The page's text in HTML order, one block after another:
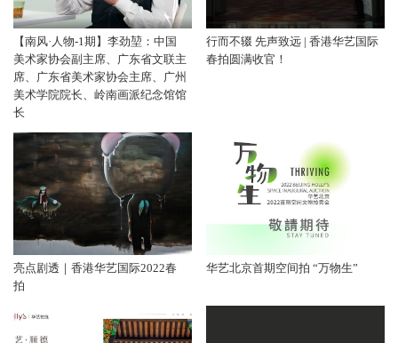
【南风·人物-1期】李劲堃：中国
美术家协会副主席、广东省文联主
席、广东省美术家协会主席、广州
美术学院院长、岭南画派纪念馆馆
长
行而不辍 先声致远 | 香港华艺国际
春拍圆满收官！
亮点剧透｜香港华艺国际2022春
拍
华艺北京首期空间拍 “万物生”